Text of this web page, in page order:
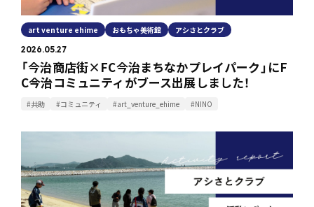
art venture ehime おもちゃ美術館
アシさとクラブ
2026.05.27
「今治商店街×FC今治まちなかプレイパーク」にF
C今治コミュニティがブース出展しました！
#共助 #コミュニティ #art_venture_ehime #NINO